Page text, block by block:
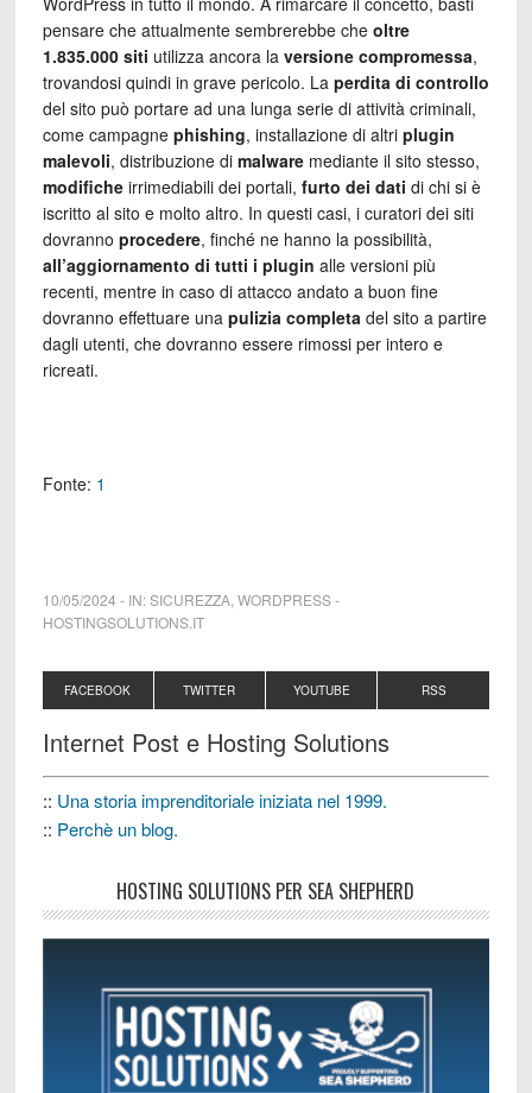
pensare che attualmente sembrerebbe che oltre
1.835.000 siti utilizza ancora la versione compromessa,
trovandosi quindi in grave pericolo. La perdita di controllo
del sito può portare ad una lunga serie di attività criminali,
come campagne phishing, installazione di altri plugin
malevoli, distribuzione di malwaremediante il sito stesso,
modificheirrimediabili dei portali, furto dei dati di chi si è
iscritto al sito e molto altro. In questi casi, i curatori dei siti
dovranno procedere, finché ne hanno la possibilità,
all’aggiornamento di tutti i plugin alle versioni più
recenti, mentre in caso di attacco andato a buon fine
dovranno effettuare una pulizia completa del sito a partire
dagli utenti, che dovranno essere rimossi per intero e
ricreati.
Fonte: 1
10/05/2024 - IN:SICUREZZA, WORDPRESS-
HOSTINGSOLUTIONS.IT
FACEBOOK TWITTER YOUTUBE RSS
Internet Post e Hosting Solutions
:: Una storia imprenditoriale iniziata nel 1999.
:: Perchè un blog.
HOSTING SOLUTIONS PER SEA SHEPHERD